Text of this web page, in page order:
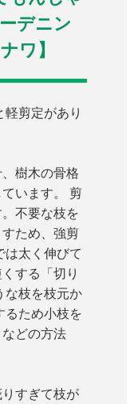
デニン
ワ】
剪定があり
樹木の骨格
います。 剪
不要な枝を
ため、強剪
は太く伸びて
する「切り
な枝を枝元か
るため小枝を
どの方法
すぎて枝が